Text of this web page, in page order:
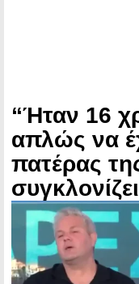
“Ήταν 16
απλώς να
πατέρας
συγκλονίζει